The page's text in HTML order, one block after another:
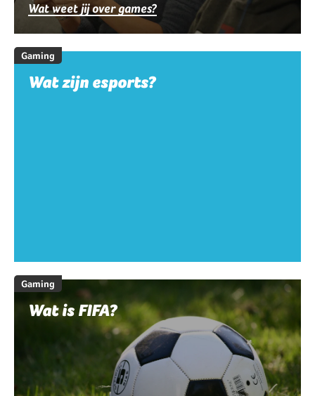
Wat weet jij over games?
Gaming
Wat zijn esports?
Gaming
Wat is FIFA?